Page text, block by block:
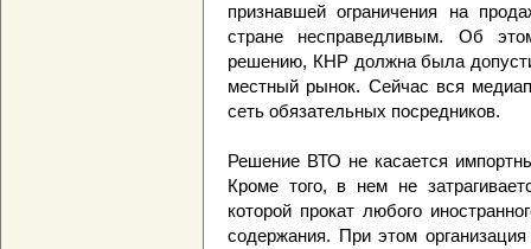
признавшей ограничения на
стране несправедливым. Об
решению, КНР должна была
местный рынок. Сейчас вся
сеть обязательных посредников.
Решение ВТО не касается
Кроме того, в нем не
которой прокат любого
содержания. При этом